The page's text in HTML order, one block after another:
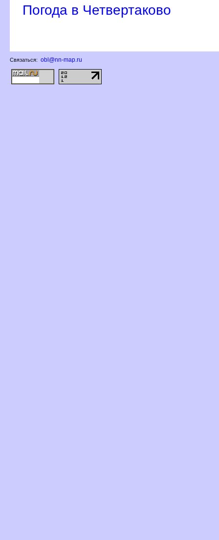
Погода в Четвертаково
Связаться: obl@nn-map.ru